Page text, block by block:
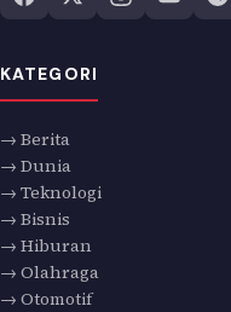
KATEGORI
→ Berita
→ Dunia
→ Teknologi
→ Bisnis
→ Hiburan
→ Olahraga
→ Otomotif